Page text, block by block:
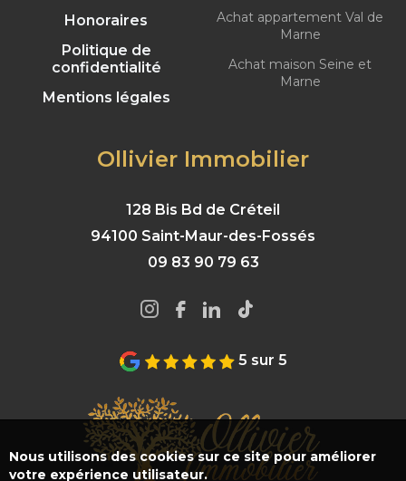
Honoraires
Politique de
confidentialité
Mentions légales
Achat appartement Val de
Marne
Achat maison Seine et
Marne
Ollivier Immobilier
128 Bis Bd de Créteil
94100 Saint-Maur-des-Fossés
09 83 90 79 63
5 sur 5
Nous utilisons des cookies sur ce site pour améliorer
votre expérience utilisateur.